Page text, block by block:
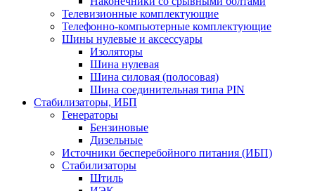
Телевизионные комплектующие
Телефонно-компьютерные комплектующие
Шины нулевые и аксессуары
Изоляторы
Шина нулевая
Шина силовая (полосовая)
Шина соединительная типа PIN
Стабилизаторы, ИБП
Генераторы
Бензиновые
Дизельные
Источники бесперебойного питания (ИБП)
Стабилизаторы
Штиль